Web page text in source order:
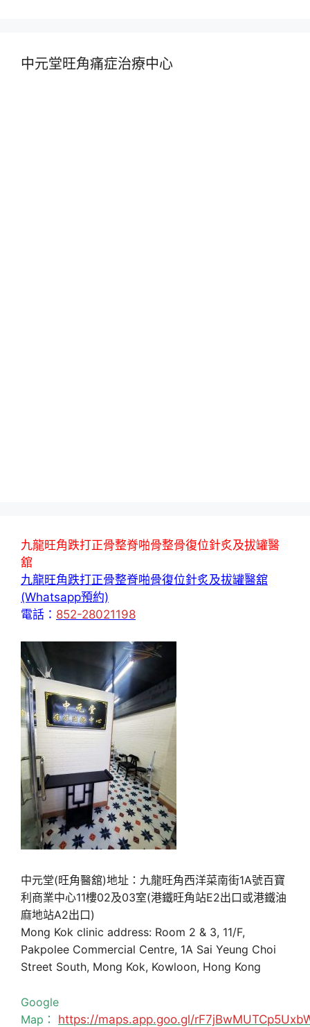
中元堂旺角痛症治療中心
九龍旺角跌打正骨整脊啪骨整骨復位針炙及拔罐醫
舘
九龍旺角跌打正骨整脊啪骨復位針炙及拔罐醫舘
(Whatsapp預約)
電話： 852-28021198
中元堂(旺角醫舘)地址：九龍旺角西洋菜南街1A號百寶
利商業中心11樓02及03室(港鐵旺角站E2出口或港鐵油
麻地站A2出口)
Mong Kok clinic address: Room 2 & 3, 11/F,
Pakpolee Commercial Centre, 1A Sai Yeung Choi
Street South, Mong Kok, Kowloon, Hong Kong
Google
Map： https://maps.app.goo.gl/